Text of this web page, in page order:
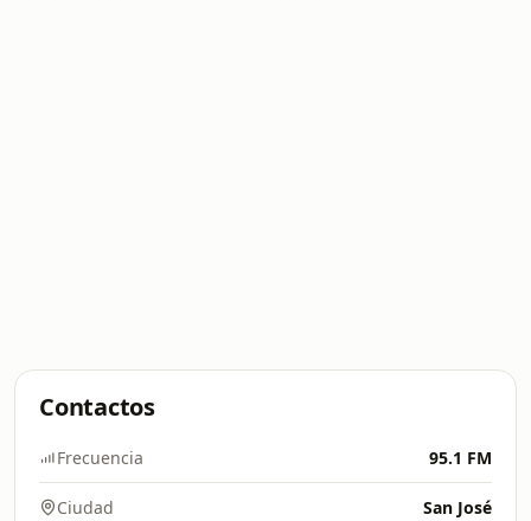
Contactos
Frecuencia 95.1 FM
Ciudad San José